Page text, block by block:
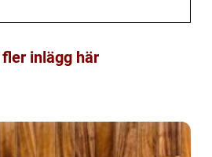
fler inlägg här